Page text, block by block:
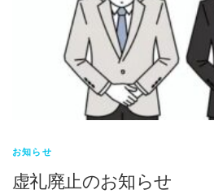
お知らせ
虚礼廃止のお知らせ